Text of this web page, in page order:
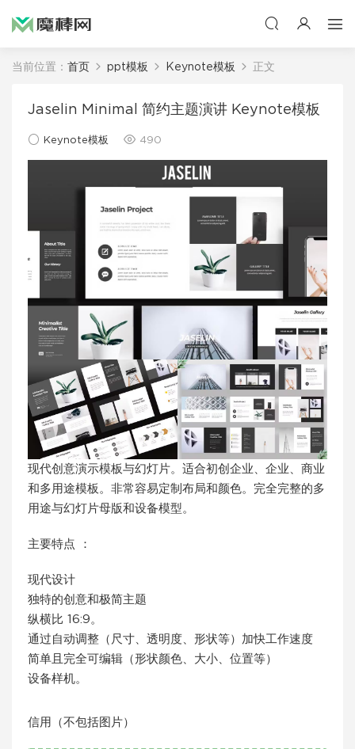
当前位置： 首页 ppt模板 Keynote模板 正文
Jaselin Minimal 简约主题演讲 Keynote模板
Keynote模板 490
现代创意演示模板与幻灯片。适合初创企业、企业、商业
和多用途模板。非常容易定制布局和颜色。完全完整的多
用途与幻灯片母版和设备模型。
主要特点 ：
现代设计
独特的创意和极简主题
纵横比 16:9。
通过自动调整（尺寸、透明度、形状等）加快工作速度
简单且完全可编辑（形状颜色、大小、位置等）
设备样机。
信用（不包括图片）